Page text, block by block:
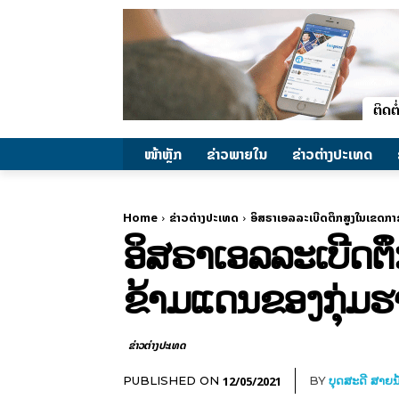
ໜ້າຫຼັກ ຂ່າວພາຍ​ໃນ ຂ່າວຕ່າງປະເທດ
Home ຂ່າວຕ່າງປະເທດ ອິສຣາເອລລະເບີດຕຶກສູງໃນເຂດ
ອິສຣາເອລລະເບີດ
ຂ້າມແດນຂອງກຸ່ມ
ຂ່າວຕ່າງປະເທດ
PUBLISHED ON 12/05/2021 BYບຸດສະດີ ສາຍ